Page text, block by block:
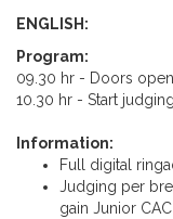
ENGLISH:
Program:
09.30 hr - Doors open
10.30 hr - Start judging
Information:
Full digital
Judging per
gain Junior